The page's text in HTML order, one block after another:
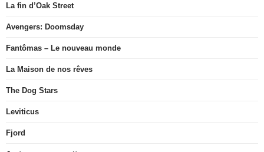
La fin d’Oak Street
Avengers: Doomsday
Fantômas – Le nouveau monde
La Maison de nos rêves
The Dog Stars
Leviticus
Fjord